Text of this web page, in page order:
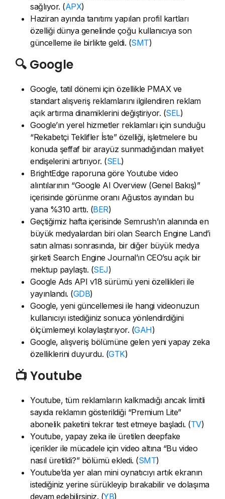
sağlıyor. (APX)
Haziran ayında tanıtımı yapılan profil kartları
özelliği dünya genelinde çoğu kullanıcıya son
güncelleme ile birlikte geldi. (SMT)
🔍 Google
Google, tatil dönemi için özellikle PMAX ve
standart alışveriş reklamlarını ilgilendiren reklam
açık artırma dinamiklerini değiştiriyor. (SEL)
Google’ın yerel hizmetler reklamları için sunduğu
“Rekabetçi Teklifler İste” özelliği, işletmelere bu
konuda şeffaf bir arayüz sunmadığından maliyet
endişelerini artırıyor. (SEL)
BrightEdge raporuna göre Youtube video
alıntılarının “Google AI Overview (Genel Bakış)”
içerisinde görünme oranı Ağustos ayından bu
yana %310 arttı. (BER)
Geçtiğimiz hafta içerisinde Semrush’ın alanında en
büyük medyalardan biri olan Search Engine Land’i
satın alması sonrasında, bir diğer büyük medya
şirketi Search Engine Journal’ın CEO’su açık bir
mektup paylaştı. (SEJ)
Google Ads API v18 sürümü yeni özellikleri ile
yayınlandı. (GDB)
Google, yeni güncellemesi ile hangi videonuzun
kullanıcıyı istediğiniz sonuca yönlendirdiğini
ölçümlemeyi kolaylaştırıyor. (GAH)
Google, alışveriş bölümüne gelen yeni yapay zeka
özelliklerini duyurdu. (GTK)
📺 Youtube
Youtube, tüm reklamların kalkmadığı ancak limitli
sayıda reklamın gösterildiği “Premium Lite”
abonelik paketini tekrar test etmeye başladı. (TV)
Youtube, yapay zeka ile üretilen deepfake
içerikler ile mücadele için video altına “Bu video
nasıl üretildi?” bölümü ekledi. (SMT)
Youtube’da yer alan mini oynatıcıyı artık ekranın
istediğiniz yerine sürükleyip bırakabilir ve dolaşıma
devam edebilirsiniz. (YB)